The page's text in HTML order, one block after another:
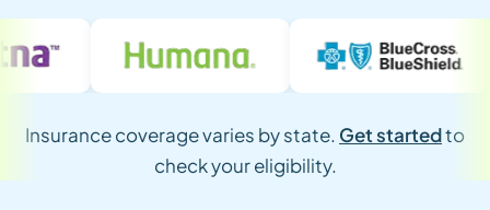
Insurance coverage varies by state. Get startedto
check your eligibility.